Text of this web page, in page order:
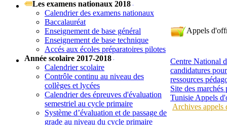
Les examens nationaux 2018
Calendrier des examens nationaux
Baccalauréat
Enseignement de base général
Enseignement de base technique
Accés aux écoles préparatoires pilotes
Année scolaire 2017-2018
Calendrier scolaire
Contrôle continu au niveau des
collèges et lycées
Calendrier des épreuves d'évaluation
semestriel au cycle primaire
Système d’évaluation et de passage de
grade au niveau du cycle primaire
Appels
Centre National
candidatures
ressources
Site des
Tunisie Appels
Archives appels